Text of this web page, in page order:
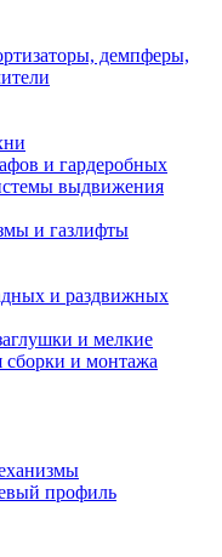
демпферы,
и гардеробных
выдвижения
и газлифты
и раздвижных
и мелкие
и монтажа
профиль